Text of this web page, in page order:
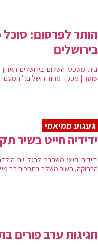
הותר לפרסום: סוכל
בירושלים
בית משפט השלום בירושלים
שוטר | מפקד מחוז ירושלים:
געגוע ממיאמי
ידידיה חייט בשיר
ידידיה חייט משחרר לרגל יום
הרחוקה, השיר משלב בתחכום רב
חגיגות ערב פורים